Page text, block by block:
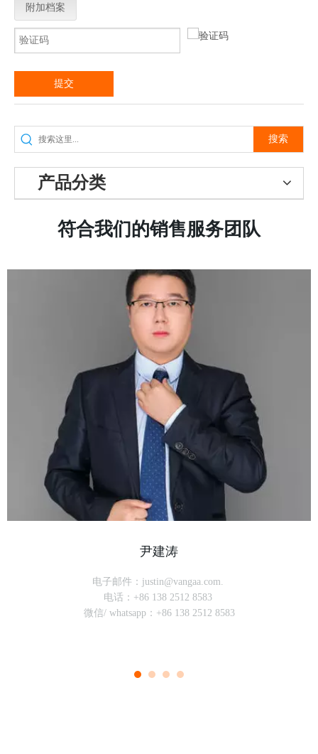
附加档案
提交
搜索
产品分类
符合我们的销售服务团队
尹建涛
电子邮件：justin@vangaa.com.
电话：+86 138 2512 8583
微信/ whatsapp：+86 138 2512 8583